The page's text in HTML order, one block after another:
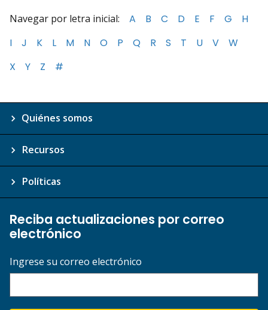
Navegar por letra inicial: A B C D E F G
H
I
J K L M N O P Q R S T U V
W
X
Y Z #
Quiénes somos
Recursos
Políticas
Reciba actualizaciones por correo
electrónico
Ingrese su correo electrónico